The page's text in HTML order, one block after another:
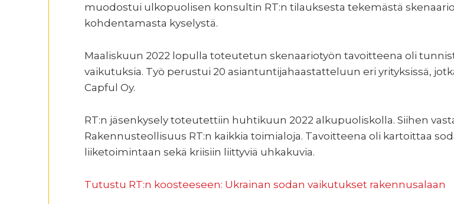
muodostui ulkopuolisen konsultin RT:n tilauksesta tekemästä
kohdentamasta kyselystä.
Maaliskuun 2022 lopulla toteutetun skenaariotyön tavoitteena oli
vaikutuksia. Työ perustui 20 asiantuntijahaastatteluun eri yrityksissä,
Capful Oy.
RT:n jäsenkysely toteutettiin huhtikuun 2022 alkupuoliskolla. Siihen
Rakennusteollisuus RT:n kaikkia toimialoja. Tavoitteena oli kartoittaa
liiketoimintaan sekä kriisiin liittyviä uhkakuvia.
Tutustu RT:n koosteeseen: Ukrainan sodan vaikutukset rakennusalaan